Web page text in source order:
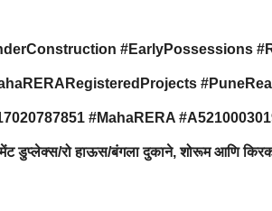
#EarlyPossessions
#MahaRERA
डुप्लेक्स/रो हाऊस/बंगला दुकाने, शोरूम आणि